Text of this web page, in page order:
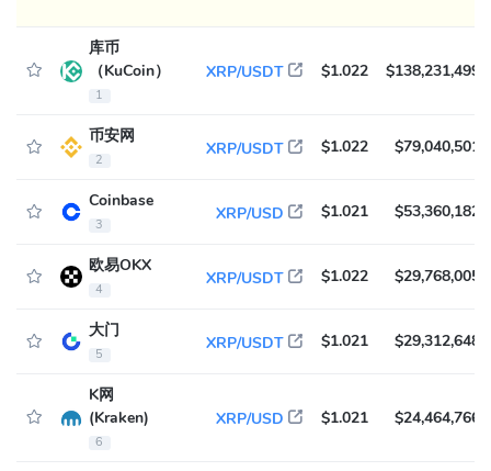
库币
（KuCoin）
1
XRP/USDT $1.022 $138,231,499
币安网
2
XRP/USDT $1.022 $79,040,501
Coinbase
3
XRP/USD $1.021 $53,360,182
欧易OKX
4
XRP/USDT $1.022 $29,768,005
大门
5
XRP/USDT $1.021 $29,312,648
K网
(Kraken)
6
XRP/USD $1.021 $24,464,766